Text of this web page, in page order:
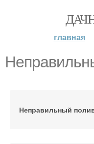
главная
Неправильный